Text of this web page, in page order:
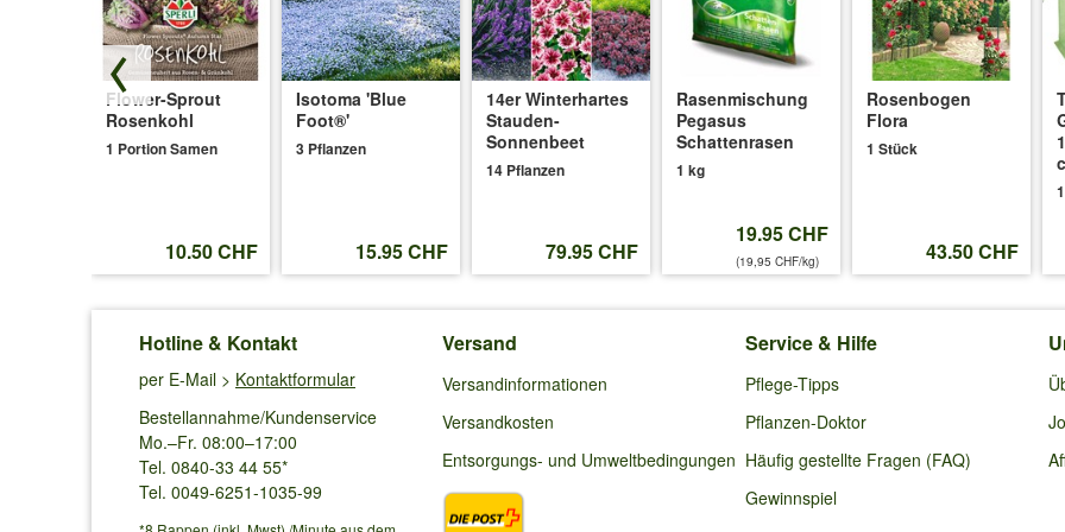
Flower-Sprout
Rosenkohl
1 Portion Samen
10.50 CHF
Isotoma 'Blue
Foot®'
3 Pflanzen
15.95 CHF
14er Winterhartes
Stauden-
Sonnenbeet
14 Pflanzen
79.95 CHF
Rasenmischung
Pegasus
Schattenrasen
1 kg
19.95 CHF
(19,95 CHF/kg)
Rosenbogen
Flora
1 Stück
43.50 CHF
Hotline & Kontakt
per E-Mail > Kontaktformular
Bestellannahme/Kundenservice
Mo.–Fr. 08:00–17:00
Tel. 0840-33 44 55*
Tel. 0049-6251-1035-99
Versand
Versandinformationen
Versandkosten
Entsorgungs- und Umweltbedingungen
Service & Hilfe
Pflege-Tipps
Pflanzen-Doktor
Häufig gestellte Fragen (FAQ)
Gewinnspiel